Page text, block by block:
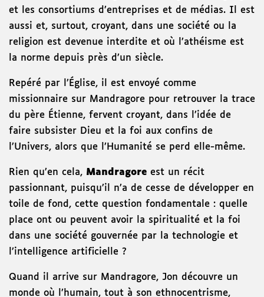
et les consortiums d’entreprises et de médias. Il est
aussi et, surtout, croyant, dans une société ou la
religion est devenue interdite et où l’athéisme est
la norme depuis près d’un siècle.
Repéré par l’Église, il est envoyé comme
missionnaire sur Mandragore pour retrouver la trace
du père Étienne, fervent croyant, dans l’idée de
faire subsister Dieu et la foi aux confins de
l’Univers, alors que l’Humanité se perd elle-même.
Rien qu’en cela, Mandragore est un récit
passionnant, puisqu’il n’a de cesse de développer en
toile de fond, cette question fondamentale : quelle
place ont ou peuvent avoir la spiritualité et la foi
dans une société gouvernée par la technologie et
l’intelligence artificielle ?
Quand il arrive sur Mandragore, Jon découvre un
monde où l’humain, tout à son ethnocentrisme,